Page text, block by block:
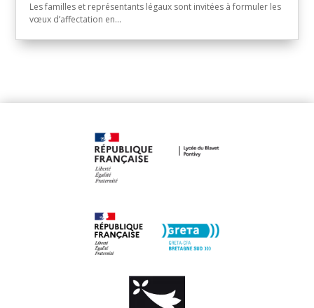
Les familles et représentants légaux sont invitées à formuler les
vœux d’affectation en...